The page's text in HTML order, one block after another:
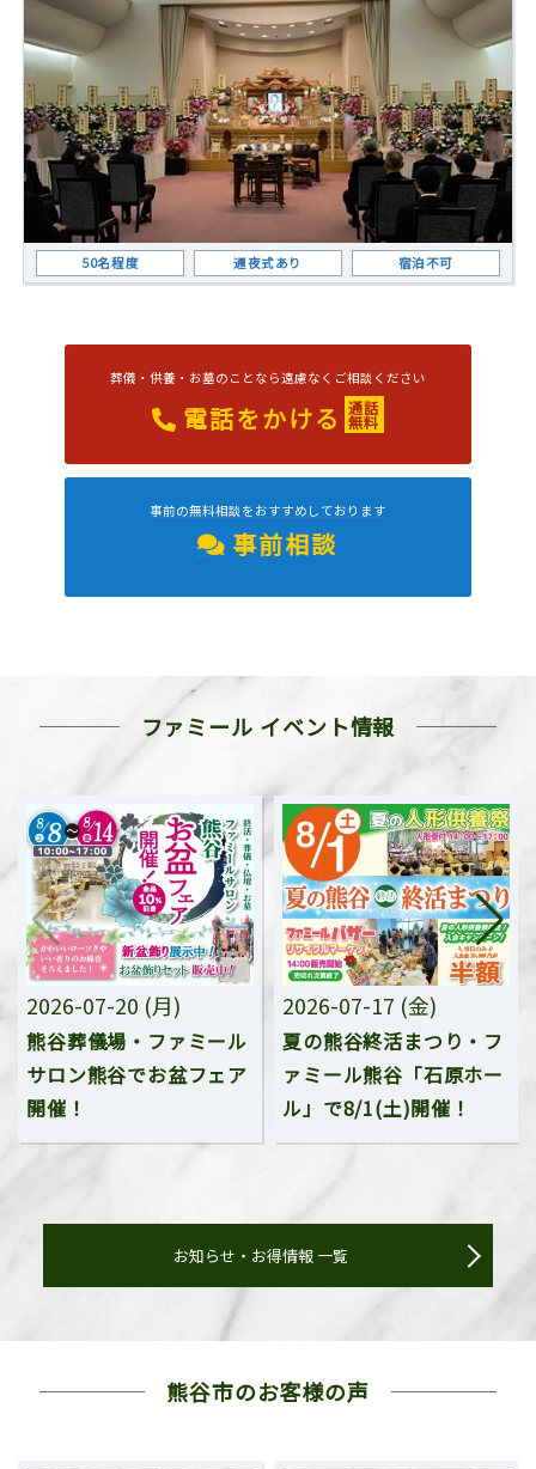
50名程度 通夜式あり 宿泊不可
葬儀・供養・お墓のことなら遠慮なくご相談ください
電話をかける 通話
無料
事前の無料相談をおすすめしております
事前相談
ファミール イベント情報
2026-07-20 (月)
熊谷葬儀場・ファミール
サロン熊谷でお盆フェア
開催！
2026-07-17 (金)
夏の熊谷終活まつり・フ
ァミール熊谷「石原ホー
ル」で8/1(土)開催！
お知らせ・お得情報 一覧
熊谷市のお客様の声